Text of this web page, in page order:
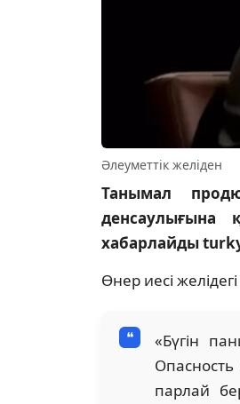
Әлеуметтік желіден
Танымал
денсаулығына
хабарлайды
Өнер иесі
«Бүгін
парлай